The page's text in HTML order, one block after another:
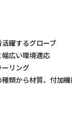
活躍するグローブ
広い環境適応
ーリング
類から材質、付加